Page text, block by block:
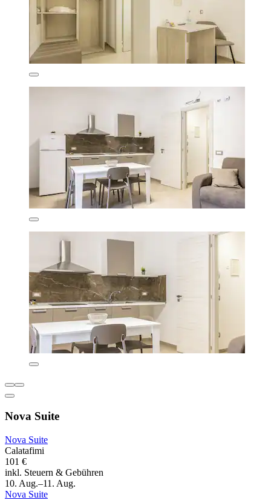
Nova Suite
Nova Suite
Calatafimi
101 €
inkl. Steuern & Gebühren
10. Aug.–11. Aug.
Nova Suite